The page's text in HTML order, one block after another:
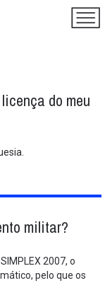
do meu
militar?
2007, o
pelo que os